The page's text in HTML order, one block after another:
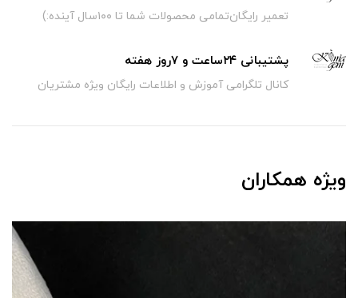
تعمیر رایگان‌تمامی محصولات شما تا ۱۰۰سال آینده:)
پشتیبانی ۲۴ساعت و ۷روز هفته
کانال تلگرامی آموزش و اطلاعات رایگان ویژه مشتریان
ویژه همکاران